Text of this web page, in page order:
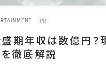
PR
期年収は数億円？
徹底解説